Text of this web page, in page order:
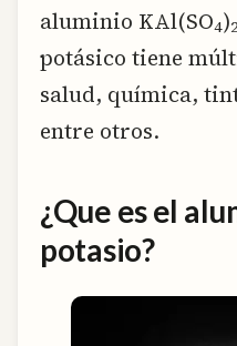
aluminio KAl(SO4)2
potásico tiene
salud, química,
entre otros.
¿Que es el
potasio?